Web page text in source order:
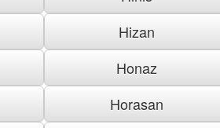
Hizan
Honaz
Horasan